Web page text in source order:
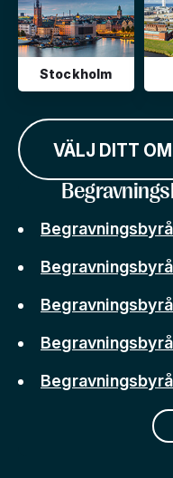
Stockholm
VÄLJ DITT